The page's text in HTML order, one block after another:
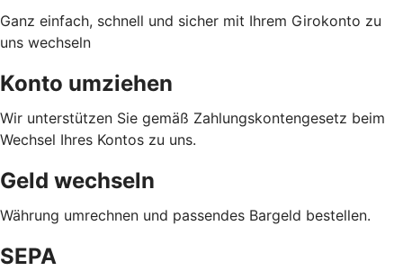
Ganz einfach, schnell und sicher mit Ihrem Girokonto zu
uns wechseln
Konto umziehen
Wir unterstützen Sie gemäß Zahlungskontengesetz beim
Wechsel Ihres Kontos zu uns.
Geld wechseln
Währung umrechnen und passendes Bargeld bestellen.
SEPA